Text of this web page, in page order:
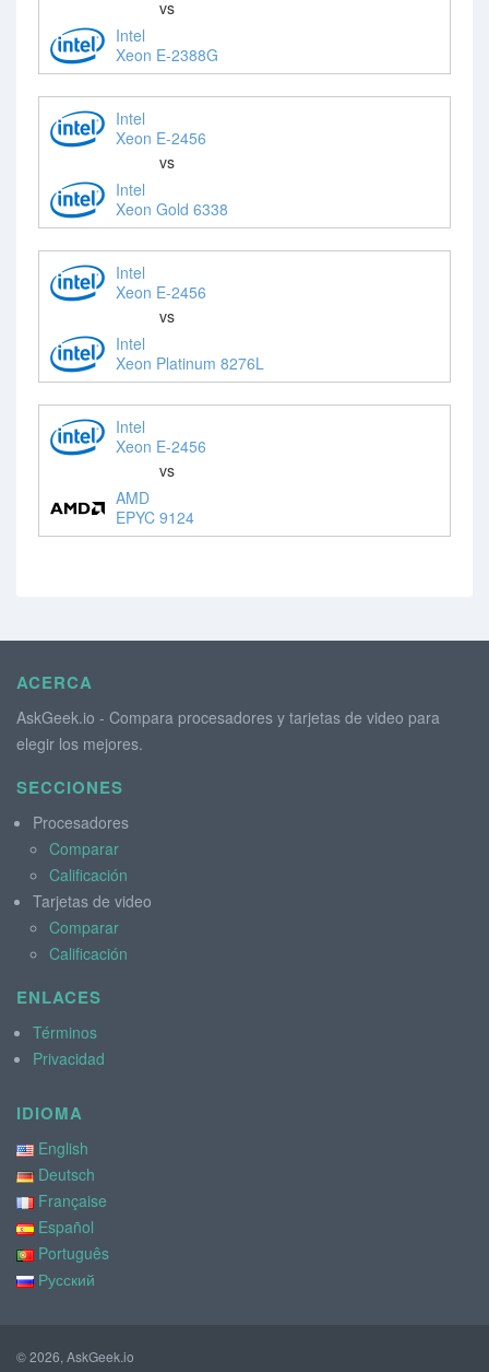
vs
Intel
Xeon E-2388G
Intel
Xeon E-2456
vs
Intel
Xeon Gold 6338
Intel
Xeon E-2456
vs
Intel
Xeon Platinum 8276L
Intel
Xeon E-2456
vs
AMD
EPYC 9124
ACERCA
AskGeek.io - Compara procesadores y tarjetas de video para
elegir los mejores.
SECCIONES
Procesadores
Comparar
Calificación
Tarjetas de video
Comparar
Calificación
ENLACES
Términos
Privacidad
IDIOMA
English
Deutsch
Française
Español
Português
Русский
© 2026, AskGeek.io